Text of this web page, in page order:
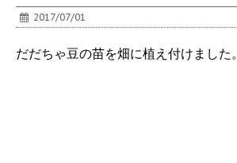
2017/07/01
だだちゃ豆の苗を畑に植え付けました。